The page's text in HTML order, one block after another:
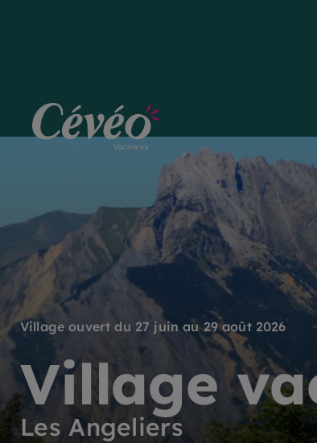
Village ouvert du 27 juin au 29 août 2026
Village
Les Angeliers